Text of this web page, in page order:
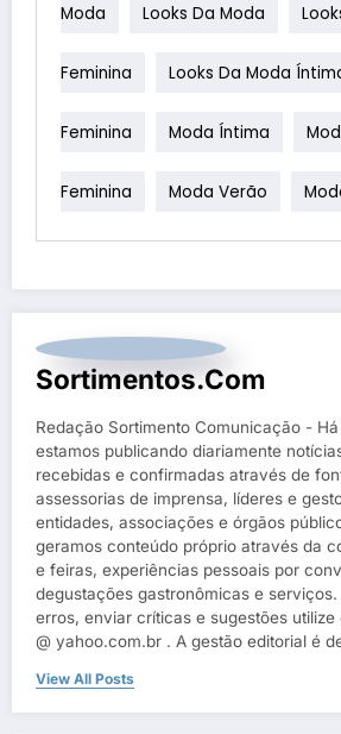
Moda Looks Da Moda
Feminina Looks Da Moda
Feminina Moda Íntima
Feminina Moda Verão
Sortimentos.com
Redação Sortimento Comunicação -
estamos publicando diariamente
recebidas e confirmadas através de
assessorias de imprensa, líderes e
entidades, associações e órgãos
geramos conteúdo próprio através da
e feiras, experiências pessoais por
degustações gastronômicas e
erros, enviar críticas e sugestões utilize
@ yahoo.com.br . A gestão editorial é
View All Posts